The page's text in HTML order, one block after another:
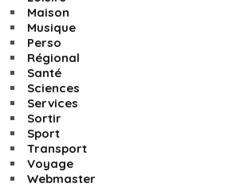
Maison
Musique
Perso
Régional
Santé
Sciences
Services
Sortir
Sport
Transport
Voyage
Webmaster